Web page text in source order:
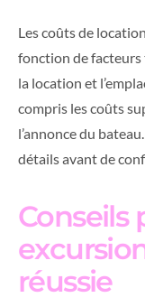
Les coûts de
fonction de facteurs
la location et
compris les coûts
l’annonce du
détails avant de
Conseils
réussie